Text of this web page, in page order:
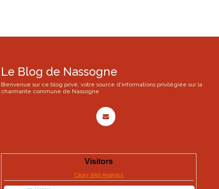
Le Blog de Nassogne
Bienvenue sur ce blog privé, votre source d'informations privilégiée sur la
charmante commune de Nassogne